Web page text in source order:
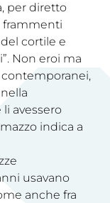
per diretto
frammenti
cortile e
Non eroi ma
avessero
indica a
usavano
anche fra